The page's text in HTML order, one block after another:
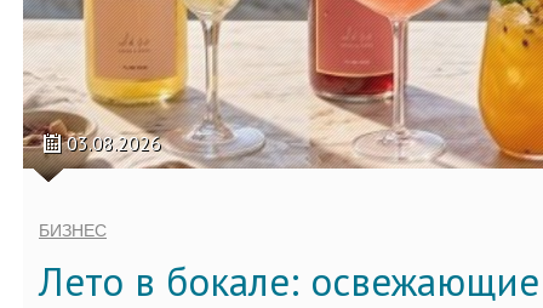
03.08.2026
БИЗНЕС
Лето в бокале: